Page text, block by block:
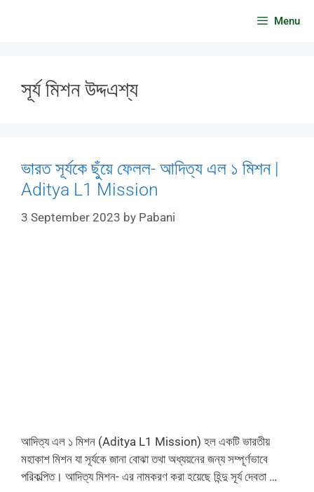
Menu
সূর্য মিশন উদ্দএশ্য
ভারত সূর্যকে ছুঁয়ে ফেলল- আদিত্য এল ১ মিশন |
Aditya L1 Mission
3 September 2023 by Pabani
আদিত্য এল ১ মিশন (Aditya L1 Mission) হল একটি ভারতীয়
মহাকাশ মিশন যা সূর্যকে জানা বোঝা তথা অধ্যয়নের জন্য সম্পূর্ণভাবে
পরিকল্পিত। আদিত্য মিশন- এর নামকরণ করা হয়েছে হিন্দু সূর্য দেবতা …